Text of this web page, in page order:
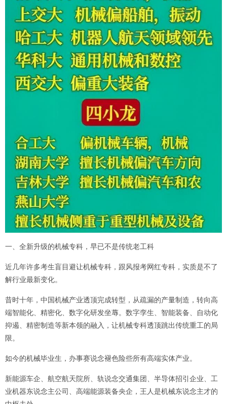
一、全新升级的机械专科，早已不是传统老工科
近几年许多考生盲目避让机械专科，跟风报考网红专科，实质是不了
解行业最新变化。
昔时十年，中国机械产业透顶完成转型，从疏漏的产量制造，转向高
端智能化、精密化、数字化研发坐蓐。数字孪生、智能装备、自动化
抑遏、精密制造等新本领的融入，让机械专科透顶跳出传统重工的局
限。
如今的机械毕业生，办事赛说念褪色险些所有高端实体产业。
新能源车企、航空航天院所、轨说念交通集团、半导体招引企业、工
业机器东说念主公司、高端能源装备央企，王人是机械东说念主才的